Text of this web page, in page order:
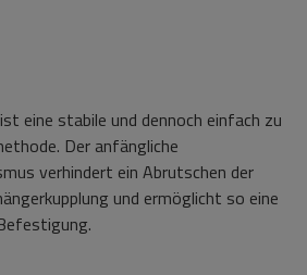
eine stabile und dennoch einfach zu
Der anfängliche
verhindert ein Abrutschen der
und ermöglicht so eine